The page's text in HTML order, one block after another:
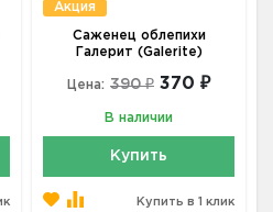
Акция
Саженец облепихи
Галерит (Galerite)
Цена: 390 ₽ 370 ₽
В наличии
Купить
Купить в 1 клик